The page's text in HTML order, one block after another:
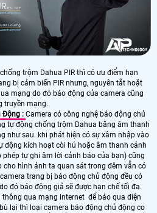
trộm Dahua PIR thì có ưu điểm hạn
bị cảm biến PIR nhưng, nguyên tắt hoặt
mạng do đó báo động của camera cũng
truyền mạng.
Động : Camera có công nghệ báo động chủ
tự động chống trộm Dahua bằng âm thanh
như sau. khi phát hiện có sự xâm nhập vào
động kích hoạt còi hú hoặc âm thanh cảnh
tự ghi âm lời cảnh báo của bạn) cũng
cho hình ảnh ta quan sát trong đêm vẫn có
trang bị báo động chủ động đều có
đó báo động giả sẽ được hạn chế tối đa.
qua mạng internet để báo qua điện
lại thì loại camera báo động chủ động co